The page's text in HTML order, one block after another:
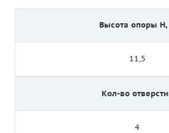
Высота опоры Н,
11,5
Кол-во
4